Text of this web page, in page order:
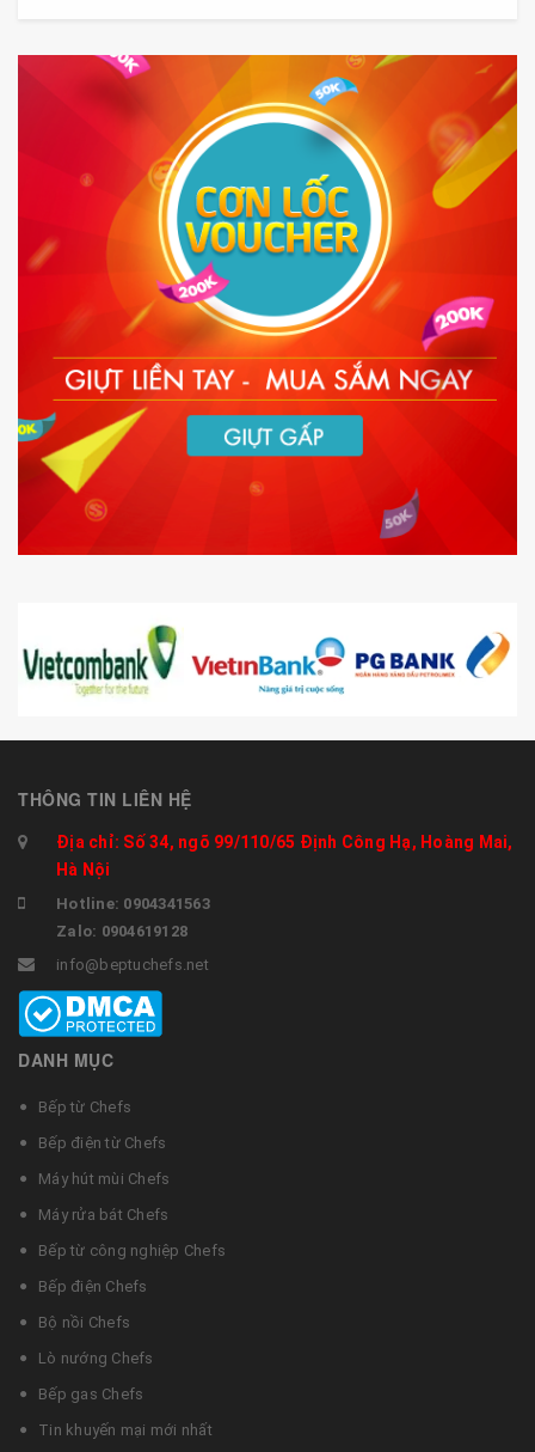
THÔNG TIN LIÊN HỆ
Địa chỉ: Số 34, ngõ 99/110/65 Định Công Hạ, Hoàng Mai,
Hà Nội
Hotline: 0904341563
Zalo: 0904619128
info@beptuchefs.net
DANH MỤC
Bếp từ Chefs
Bếp điện từ Chefs
Máy hút mùi Chefs
Máy rửa bát Chefs
Bếp từ công nghiệp Chefs
Bếp điện Chefs
Bộ nồi Chefs
Lò nướng Chefs
Bếp gas Chefs
Tin khuyến mại mới nhất